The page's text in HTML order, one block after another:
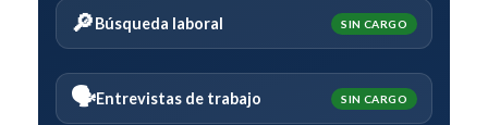
🔎Búsqueda laboral SIN CARGO
🗣️Entrevistas de trabajo SIN CARGO